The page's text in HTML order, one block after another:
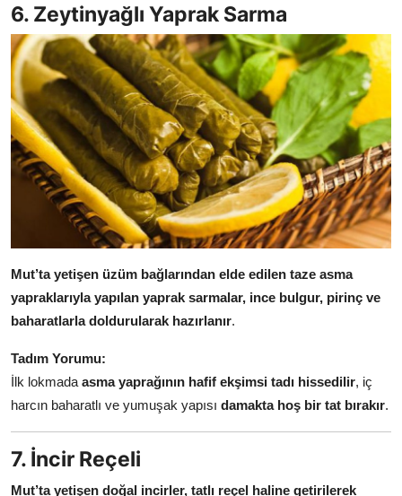
6. Zeytinyağlı Yaprak Sarma
Mut’ta yetişen üzüm bağlarından elde edilen taze asma
yapraklarıyla yapılan yaprak sarmalar, ince bulgur, pirinç ve
baharatlarla doldurularak hazırlanır.
Tadım Yorumu:
İlk lokmada asma yaprağının hafif ekşimsi tadı hissedilir, iç
harcın baharatlı ve yumuşak yapısı damakta hoş bir tat bırakır.
7. İncir Reçeli
Mut’ta yetişen doğal incirler, tatlı reçel haline getirilerek